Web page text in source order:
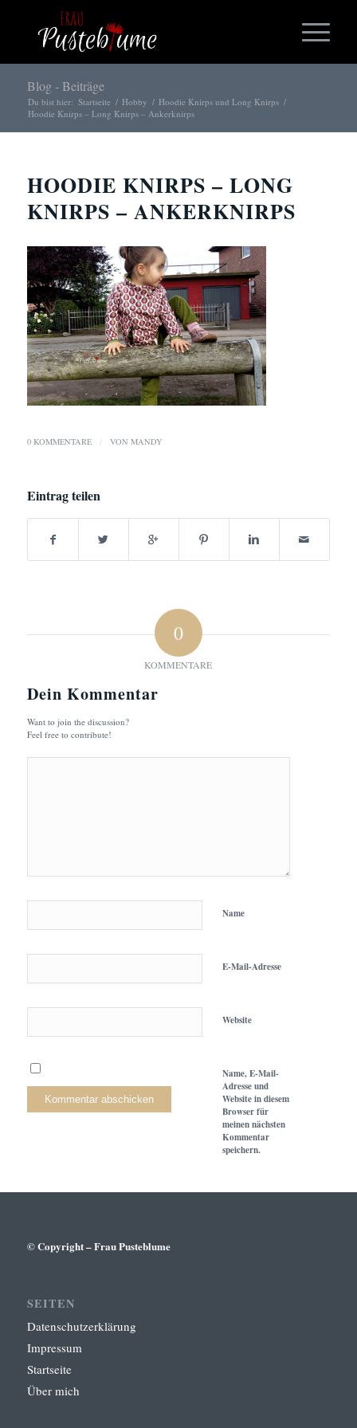
Blog - Beiträge
Du bist hier: Startseite / Hobby / Hoodie Knirps und Long Knirps /
Hoodie Knirps – Long Knirps – Ankerknirps
HOODIE KNIRPS – LONG
KNIRPS – ANKERKNIRPS
0 KOMMENTARE / VON MANDY
Eintrag teilen
0
KOMMENTARE
Dein Kommentar
Want to join the discussion?
Feel free to contribute!
Name
E-Mail-Adresse
Website
Name, E-Mail-
Adresse und
Website in diesem
Browser für
meinen nächsten
Kommentar
speichern.
© Copyright – Frau Pusteblume
SEITEN
Datenschutzerklärung
Impressum
Startseite
Über mich